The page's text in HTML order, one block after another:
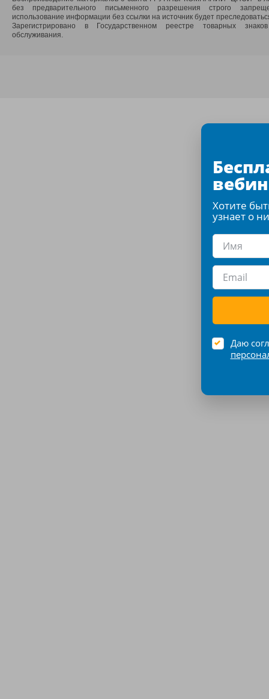
Хотите
узнает о
Даю
без предварительного письменного разрешения строго
использование информации без ссылки на источник будет
Зарегистрировано в Государственном реестре товарных
обслуживания.